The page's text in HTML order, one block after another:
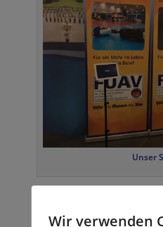
Unser
Auch beim
Wir verwenden